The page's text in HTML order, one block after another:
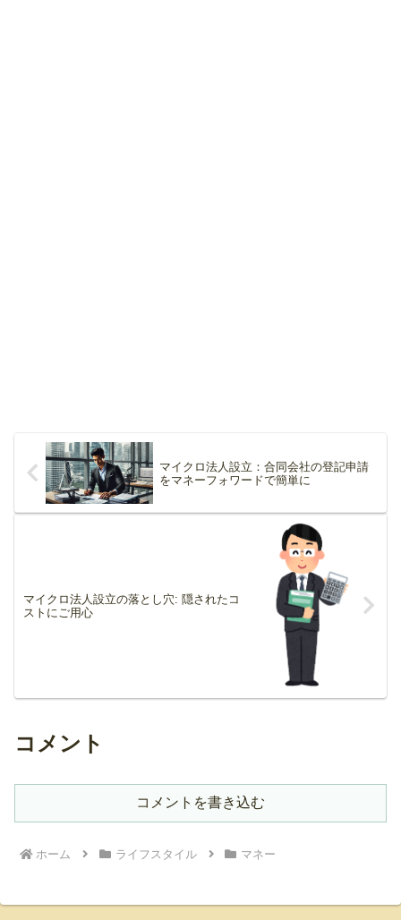
マイクロ法人設立：合同会社の登記申請
をマネーフォワードで簡単に
マイクロ法人設立の落とし穴: 隠されたコ
ストにご用心
コメント
コメントを書き込む
ホーム ライフスタイル マネー